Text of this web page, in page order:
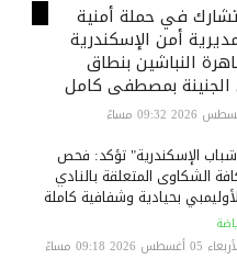
في حملة أمنية
أمن الإسكندرية
النباشين بنطاق
الجنينة بمصطفى كامل
الإسكندرية" تؤكد: فحص
الشكاوى المتعلقة بالنادي
بحيادية وشفافية كاملة
05 أغسطس 2026 09:18 مساءً